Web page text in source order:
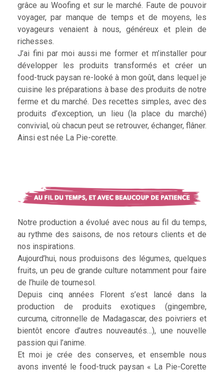
grâce au Woofing et sur le marché. Faute de pouvoir
voyager, par manque de temps et de moyens, les
voyageurs venaient à nous, généreux et plein de
richesses.
J’ai fini par moi aussi me former et m’installer pour
développer les produits transformés et créer un
food-truck paysan re-looké à mon goût, dans lequel je
cuisine les préparations à base des produits de notre
ferme et du marché. Des recettes simples, avec des
produits d’exception, un lieu (la place du marché)
convivial, où chacun peut se retrouver, échanger, flâner.
Ainsi est née La Pie-corette.
Notre production a évolué avec nous au fil du temps,
au rythme des saisons, de nos retours clients et de
nos inspirations.
Aujourd’hui, nous produisons des légumes, quelques
fruits, un peu de grande culture notamment pour faire
de l’huile de tournesol.
Depuis cinq années Florent s’est lancé dans la
production de produits exotiques (gingembre,
curcuma, citronnelle de Madagascar, des poivriers et
bientôt encore d’autres nouveautés…), une nouvelle
passion qui l’anime.
Et moi je crée des conserves, et ensemble nous
avons inventé le food-truck paysan « La Pie-Corette